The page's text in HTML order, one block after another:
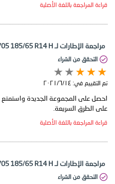
قراءة المراجعة باللغة الأصلية
مراجعة الإطارات لـ Dunlop SP SPORT LM705 185/65 R14 H
التحقق من الشراء
تم التقييم في: ١٤‏/٦‏/٢٠٢١
احصل على المجموعة الجديدة واستمتع
على الطرق السريعة.
قراءة المراجعة باللغة الأصلية
مراجعة الإطارات لـ Dunlop SP SPORT LM705 185/65 R14 H
التحقق من الشراء